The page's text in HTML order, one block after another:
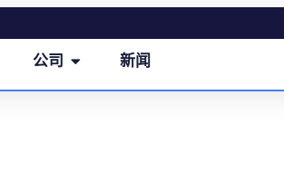
公司 新闻